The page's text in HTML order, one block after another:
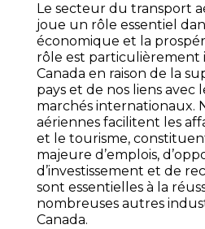
Le secteur du transport
joue un rôle essentiel
économique et la
rôle est particulièrement
Canada en raison de la
pays et de nos liens avec
marchés internationaux.
aériennes facilitent les
et le tourisme,
majeure d’emplois,
d’investissement et de
sont essentielles à la
nombreuses autres
Canada.